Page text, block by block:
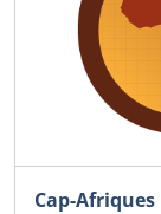
Cap-Afriques